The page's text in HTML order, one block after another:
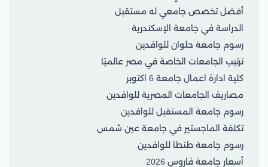
أفضل تخصص جامعي له مستقبل
الدراسة في جامعة الإسكندرية
رسوم جامعة حلوان للوافدين
ترتيب الجامعات الخاصة في مصر عالميًا
كلية ادارة اعمال جامعة 6 اكتوبر
مصاريف الجامعات المصرية للوافدين
رسوم جامعة المستقبل للوافدين
تكلفة الماجستير في جامعة عين شمس
رسوم جامعة طنطا للوافدين
أسعار جامعة فاروس 2026